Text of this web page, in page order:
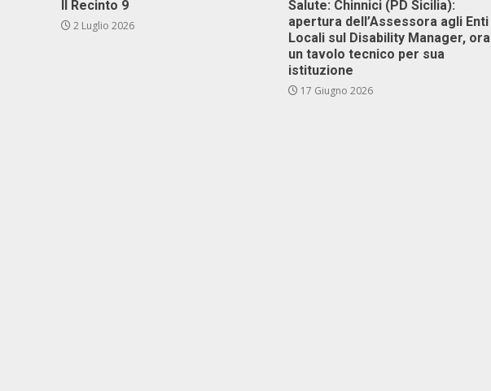
Il Recinto 9
2 Luglio 2026
Salute: Chinnici (PD Sicilia):
apertura dell’Assessora agli Enti
Locali sul Disability Manager, ora
un tavolo tecnico per sua
istituzione
17 Giugno 2026